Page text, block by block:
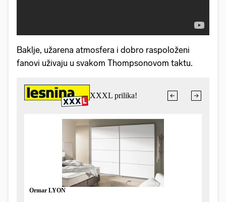
Baklje, užarena atmosfera i dobro raspoloženi
fanovi uživaju u svakom Thompsonovom taktu.